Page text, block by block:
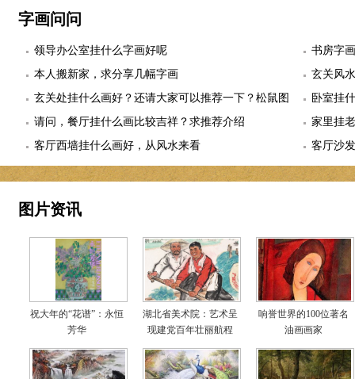
字画问问
领导办公室挂什么字画好呢
书房字
本人搬新家，求分享几幅字画
玄关风
玄关处挂什么画好？还请大家可以推荐一下？松鼠图
适合么？
卧室挂
幅
请问，餐厅挂什么画比较吉祥？求推荐介绍
家里挂
客厅西墙挂什么画好，从风水来看
客厅沙
图片资讯
祝大年的“花谱”：永恒
芳华
湖北省美术院：艺术呈
现建党百年壮丽航程
响誉世界的100位著名
油画画家